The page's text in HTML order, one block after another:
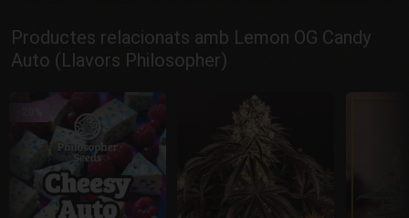
Productes relacionats amb Lemon OG Candy
Auto (Llavors Philosopher)